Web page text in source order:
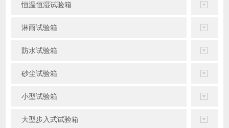
恒温恒湿试验箱
淋雨试验箱
防水试验箱
砂尘试验箱
小型试验箱
大型步入式试验箱